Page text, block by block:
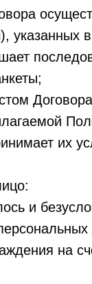
указанных
их
и
на